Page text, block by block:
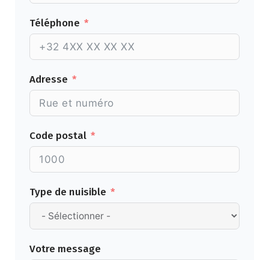
Téléphone
Adresse
Code postal
Type de nuisible
Votre message